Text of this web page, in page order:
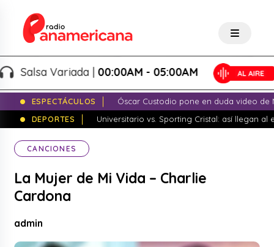
Variada |00:00AM - 05:00AM
ESPECTÁCULOS
Óscar Custodio pone en duda video de
DEPORTES
Universitario vs. Sporting Cristal: así llegan al
CANCIONES
La Mujer de Mi Vida – Charlie
Cardona
admin